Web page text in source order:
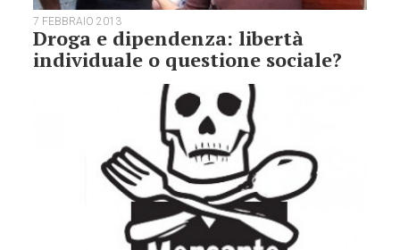
7 FEBBRAIO 2013
Droga e dipendenza: libertà
individuale o questione sociale?